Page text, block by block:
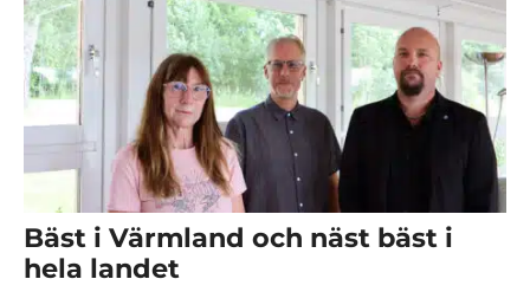
Bäst i Värmland och näst bäst i
hela landet